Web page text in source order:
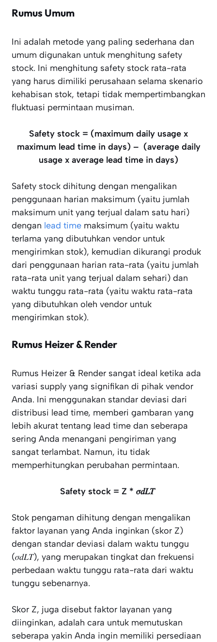
Rumus Umum
Ini adalah metode yang paling sederhana dan
umum digunakan untuk menghitung safety
stock. Ini menghitung safety stock rata-rata
yang harus dimiliki perusahaan selama skenario
kehabisan stok, tetapi tidak mempertimbangkan
fluktuasi permintaan musiman.
Safety stock = (maximum daily usage x
maximum lead time in days) – (average daily
usage x average lead time in days)
Safety stock dihitung dengan mengalikan
penggunaan harian maksimum (yaitu jumlah
maksimum unit yang terjual dalam satu hari)
dengan lead time maksimum (yaitu waktu
terlama yang dibutuhkan vendor untuk
mengirimkan stok), kemudian dikurangi produk
dari penggunaan harian rata-rata (yaitu jumlah
rata-rata unit yang terjual dalam sehari) dan
waktu tunggu rata-rata (yaitu waktu rata-rata
yang dibutuhkan oleh vendor untuk
mengirimkan stok).
Rumus Heizer & Render
Rumus Heizer & Render sangat ideal ketika ada
variasi supply yang signifikan di pihak vendor
Anda. Ini menggunakan standar deviasi dari
distribusi lead time, memberi gambaran yang
lebih akurat tentang lead time dan seberapa
sering Anda menangani pengiriman yang
sangat terlambat. Namun, itu tidak
memperhitungkan perubahan permintaan.
Safety stock = Z * 𝜎𝑑𝐿𝑇
Stok pengaman dihitung dengan mengalikan
faktor layanan yang Anda inginkan (skor Z)
dengan standar deviasi dalam waktu tunggu
(𝜎𝑑𝐿𝑇), yang merupakan tingkat dan frekuensi
perbedaan waktu tunggu rata-rata dari waktu
tunggu sebenarnya.
Skor Z, juga disebut faktor layanan yang
diinginkan, adalah cara untuk memutuskan
seberapa yakin Anda ingin memiliki persediaan